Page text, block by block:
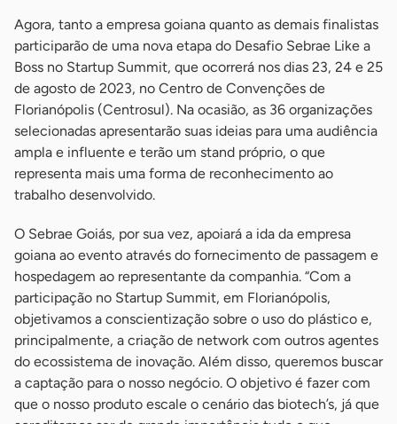
Agora, tanto a empresa goiana quanto as demais finalistas
participarão de uma nova etapa do Desafio Sebrae Like a
Boss no Startup Summit, que ocorrerá nos dias 23, 24 e 25
de agosto de 2023, no Centro de Convenções de
Florianópolis (Centrosul). Na ocasião, as 36 organizações
selecionadas apresentarão suas ideias para uma audiência
ampla e influente e terão um stand próprio, o que
representa mais uma forma de reconhecimento ao
trabalho desenvolvido.
O Sebrae Goiás, por sua vez, apoiará a ida da empresa
goiana ao evento através do fornecimento de passagem e
hospedagem ao representante da companhia. “Com a
participação no Startup Summit, em Florianópolis,
objetivamos a conscientização sobre o uso do plástico e,
principalmente, a criação de network com outros agentes
do ecossistema de inovação. Além disso, queremos buscar
a captação para o nosso negócio. O objetivo é fazer com
que o nosso produto escale o cenário das biotech’s, já que